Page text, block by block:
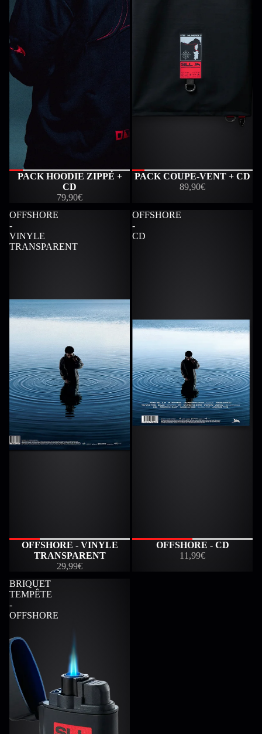
PACK HOODIE ZIPPÉ +
CD
79,90€
PACK COUPE-VENT + CD
89,90€
OFFSHORE
-
VINYLE
TRANSPARENT
ÉPUISÉOFFSHORE - VINYLE
TRANSPARENT
29,99€
OFFSHORE
-
CD
OFFSHORE - CD
11,99€
BRIQUET
TEMPÊTE
-
OFFSHORE